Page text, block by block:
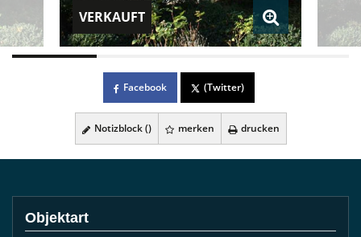
VERKAUFT
Facebook (Twitter)
Notizblock () merken drucken
Objektart